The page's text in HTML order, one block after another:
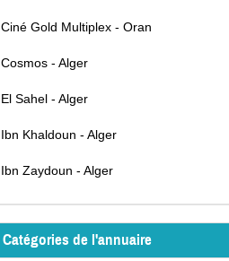
Ciné Gold Multiplex - Oran
Cosmos - Alger
El Sahel - Alger
Ibn Khaldoun - Alger
Ibn Zaydoun - Alger
Catégories de l'annuaire